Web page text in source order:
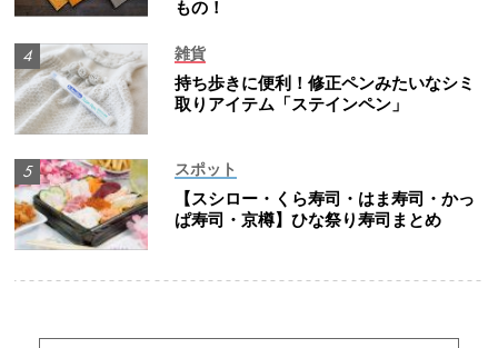
もの！
雑貨
持ち歩きに便利！修正ペンみたいなシミ
取りアイテム「ステインペン」
スポット
【スシロー・くら寿司・はま寿司・かっ
ぱ寿司・京樽】ひな祭り寿司まとめ